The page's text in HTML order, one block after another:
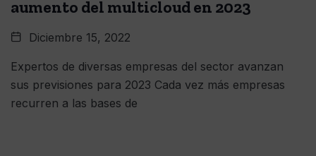
aumento del multicloud en 2023
Diciembre 15, 2022
Expertos de diversas empresas del sector avanzan
sus previsiones para 2023 Cada vez más empresas
recurren a las bases de